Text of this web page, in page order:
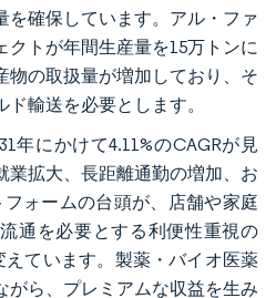
を確保しています。アル・ファ
クトが年間生産量を15万トンに
物の取扱量が増加しており、そ
輸送を必要とします。
年にかけて4.11%のCAGRが見
業拡大、長距離通勤の増加、お
ォームの台頭が、店舗や家庭
通を必要とする利便性重視の
えています。製薬・バイオ医薬
がら、プレミアムな収益を生み